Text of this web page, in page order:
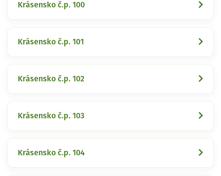
Krásensko č.p. 100
Krásensko č.p. 101
Krásensko č.p. 102
Krásensko č.p. 103
Krásensko č.p. 104